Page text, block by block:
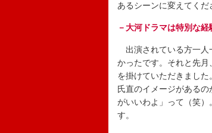
あるシーンに変えてくだ
－大河ドラマは特別な経
出演されている方一人
かったです。それと先
を掛けていただきました
氏直のイメージがある
がいいわよ」って（笑
す。